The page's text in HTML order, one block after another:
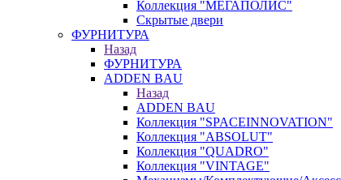
Коллекция "МЕГАПОЛИС"
Скрытые двери
ФУРНИТУРА
Назад
ФУРНИТУРА
ADDEN BAU
Назад
ADDEN BAU
Коллекция "SPACEINNOVATION"
Коллекция "ABSOLUT"
Коллекция "QUADRO"
Коллекция "VINTAGE"